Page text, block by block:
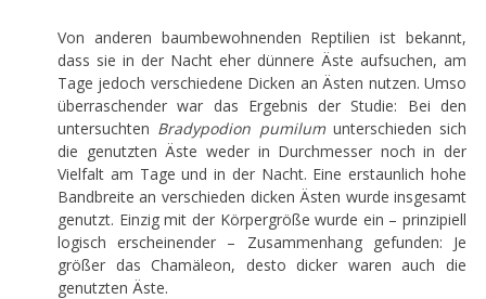
Von anderen baumbewohnenden Reptilien ist bekannt,
dass sie in der Nacht eher dünnere Äste aufsuchen, am
Tage jedoch verschiedene Dicken an Ästen nutzen. Umso
überraschender war das Ergebnis der Studie: Bei den
untersuchten Bradypodion pumilumunterschieden sich
die genutzten Äste weder in Durchmesser noch in der
Vielfalt am Tage und in der Nacht. Eine erstaunlich hohe
Bandbreite an verschieden dicken Ästen wurde insgesamt
genutzt. Einzig mit der Körpergröße wurde ein – prinzipiell
logisch erscheinender – Zusammenhang gefunden: Je
größer das Chamäleon, desto dicker waren auch die
genutzten Äste.